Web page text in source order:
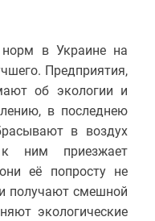
норм в Украине на
Предприятия,
об экологии и
в последнею
в воздух
ним приезжает
её попросту не
получают смешной
экологические